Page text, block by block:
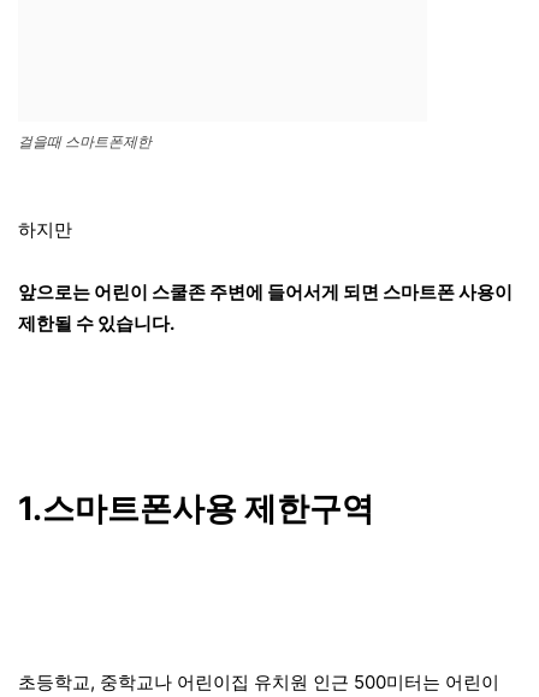
걸을때 스마트폰제한
하지만
앞으로는 어린이 스쿨존 주변에 들어서게 되면 스마트폰 사용이
제한될 수 있습니다.
1.스마트폰사용 제한구역
초등학교, 중학교나 어린이집 유치원 인근 500미터는 어린이